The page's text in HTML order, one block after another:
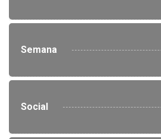
Semana
Social